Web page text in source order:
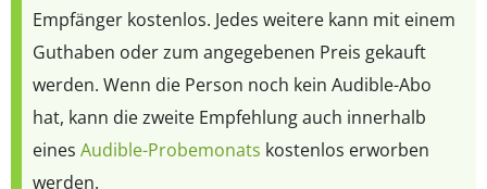
Empfänger kostenlos. Jedes weitere kann mit einem
Guthaben oder zum angegebenen Preis gekauft
werden. Wenn die Person noch kein Audible-Abo
hat, kann die zweite Empfehlung auch innerhalb
eines Audible-Probemonats kostenlos erworben
werden.